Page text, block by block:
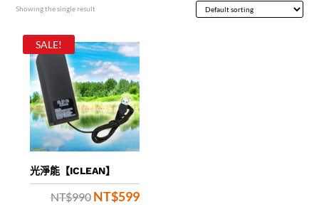
Showing the single result
SALE!
光淨能【ICLEAN】
NT$990 Original
NT$599Current